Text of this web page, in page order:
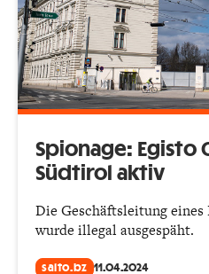
Spionage: Egisto
Südtirol aktiv
Die Geschäftsleitung
wurde illegal ausgespäht.
salto.bz 11.04.2024